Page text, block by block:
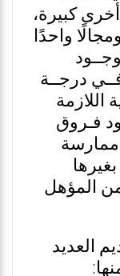
كبيرة،
واحدًا
درجــة
اللازمة
فـروق
ممارسة
المؤهل
العديد